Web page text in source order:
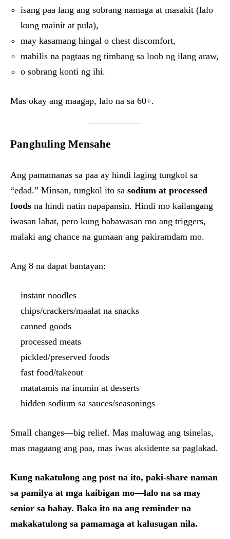
isang paa lang ang sobrang namaga at masakit (lalo
kung mainit at pula),
may kasamang hingal o chest discomfort,
mabilis na pagtaas ng timbang sa loob ng ilang araw,
o sobrang konti ng ihi.
Mas okay ang maagap, lalo na sa 60+.
Panghuling Mensahe
Ang pamamanas sa paa ay hindi laging tungkol sa
“edad.” Minsan, tungkol ito sa sodium at processed
foods na hindi natin napapansin. Hindi mo kailangang
iwasan lahat, pero kung babawasan mo ang triggers,
malaki ang chance na gumaan ang pakiramdam mo.
Ang 8 na dapat bantayan:
instant noodles
chips/crackers/maalat na snacks
canned goods
processed meats
pickled/preserved foods
fast food/takeout
matatamis na inumin at desserts
hidden sodium sa sauces/seasonings
Small changes—big relief. Mas maluwag ang tsinelas,
mas magaang ang paa, mas iwas aksidente sa paglakad.
Kung nakatulong ang post na ito, paki-share naman
sa pamilya at mga kaibigan mo—lalo na sa may
senior sa bahay. Baka ito na ang reminder na
makakatulong sa pamamaga at kalusugan nila.